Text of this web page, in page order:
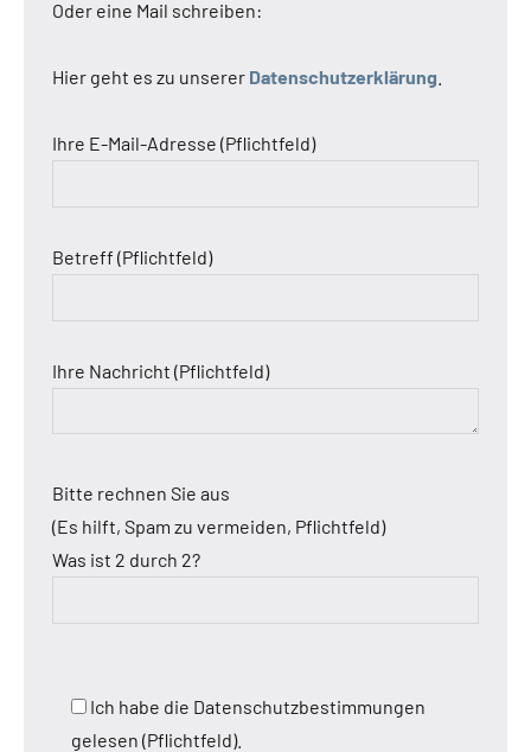
Oder eine Mail schreiben:
Hier geht es zu unserer Datenschutzerklärung
Ihre E-Mail-Adresse (Pflichtfeld)
Betreff (Pflichtfeld)
Ihre Nachricht (Pflichtfeld)
Bitte rechnen Sie aus
(Es hilft, Spam zu vermeiden, Pflichtfeld)
Was ist 2 durch 2?
Ich habe die Datenschutzbestimmungen
gelesen (Pflichtfeld).